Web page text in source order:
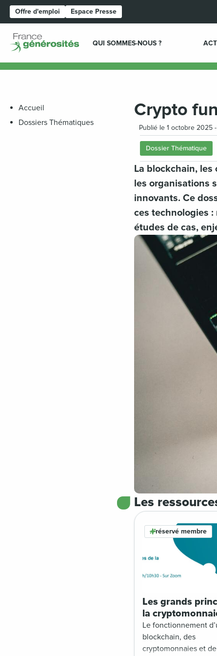
Offre d'emploi Espace Presse
QUI SOMMES-NOUS ?
Accueil
Dossiers Thématiques
Crypto
Publié le 1 octobre 2025
Dossier Thématique
La blockchain,
les organisations
innovants. Ce
ces technologies
études de cas,
Les
réservé membre
Les grands
la
Le fonctionnement
blockchain, des
cryptomonnaies et